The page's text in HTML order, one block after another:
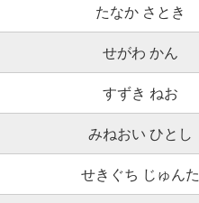
たなか さとき
せがわ かん
すずき ねお
みねおい ひとし
せきぐち じゅんた